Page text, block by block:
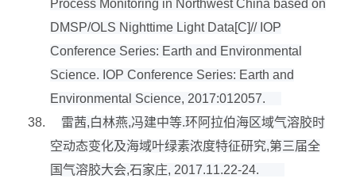
Process Monitoring in Northwest China based on
DMSP/OLS Nighttime Light Data[C]// IOP
Conference Series: Earth and Environmental
Science. IOP Conference Series: Earth and
Environmental Science, 2017:012057.
38.
雷茜,白林燕,冯建中等.环阿拉伯海区域气溶胶时
空动态变化及海域叶绿素浓度特征研究,第三届全
国气溶胶大会,石家庄, 2017.11.22-24.